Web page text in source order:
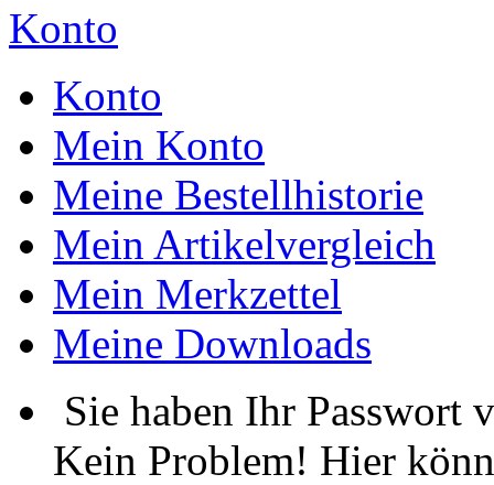
Konto
Konto
Mein Konto
Meine Bestellhistorie
Mein Artikelvergleich
Mein Merkzettel
Meine Downloads
Sie haben Ihr Passwort
Kein Problem! Hier